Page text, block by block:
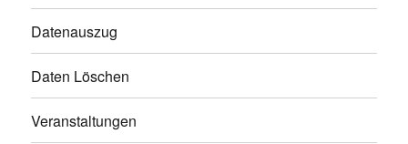
Datenauszug
Daten Löschen
Veranstaltungen